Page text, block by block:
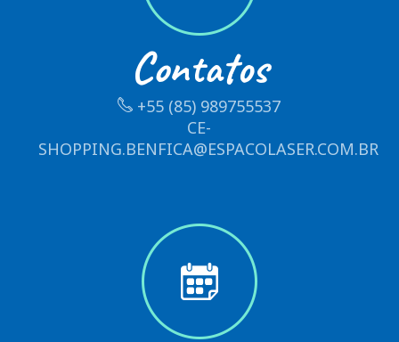
Contatos
+55 (85) 989755537
CE-
SHOPPING.BENFICA@ESPACOLASER.COM.BR